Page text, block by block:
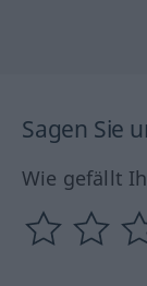
Sagen Sie
Wie gefällt